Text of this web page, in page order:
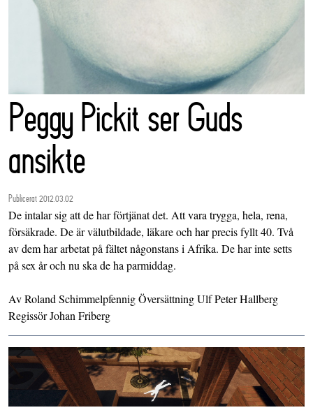
Peggy Pickit ser Guds
ansikte
Publicerat 2012.03.02
De intalar sig att de har förtjänat det. Att vara trygga, hela, rena,
försäkrade. De är välutbildade, läkare och har precis fyllt 40. Två
av dem har arbetat på fältet någonstans i Afrika. De har inte setts
på sex år och nu ska de ha parmiddag.
Av Roland Schimmelpfennig Översättning Ulf Peter Hallberg
Regissör Johan Friberg